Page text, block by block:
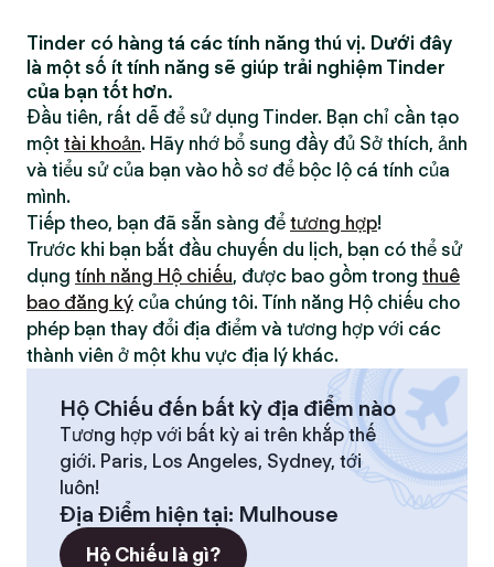
Tinder có hàng tá các tính năng thú vị. Dưới đây
là một số ít tính năng sẽ giúp trải nghiệm Tinder
của bạn tốt hơn.
Đầu tiên, rất dễ để sử dụng Tinder. Bạn chỉ cần tạo
một tài khoản. Hãy nhớ bổ sung đầy đủ Sở thích, ảnh
và tiểu sử của bạn vào hồ sơ để bộc lộ cá tính của
mình.
Tiếp theo, bạn đã sẵn sàng để tương hợp!
Trước khi bạn bắt đầu chuyến du lịch, bạn có thể sử
dụng tính năng Hộ chiếu, được bao gồm trong thuê
bao đăng ký của chúng tôi. Tính năng Hộ chiếu cho
phép bạn thay đổi địa điểm và tương hợp với các
thành viên ở một khu vực địa lý khác.
Hộ Chiếu đến bất kỳ địa điểm nào
Tương hợp với bất kỳ ai trên khắp thế
giới. Paris, Los Angeles, Sydney, tới
luôn!
Địa Điểm hiện tại: Mulhouse
Hộ Chiếu là gì?